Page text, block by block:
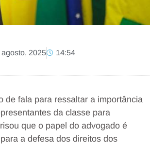
agosto, 2025 14:54
de fala para ressaltar a importância
da classe para
que o papel do advogado é
a defesa dos direitos dos